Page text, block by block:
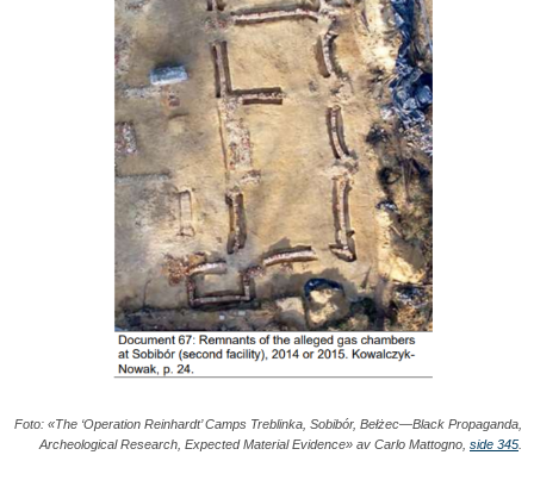
Foto: «The ‘Operation Reinhardt’ Camps Treblinka, Sobibór, Bełżec—Black Propaganda,
Archeological Research, Expected Material Evidence» av Carlo Mattogno, side 345